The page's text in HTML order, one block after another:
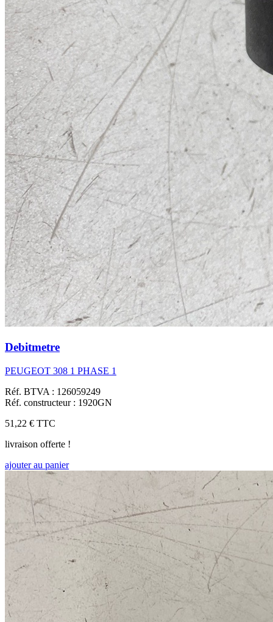
Debitmetre
PEUGEOT 308 1 PHASE 1
Réf. BTVA : 126059249
Réf. constructeur : 1920GN
51,22 € TTC
livraison offerte !
ajouter au panier